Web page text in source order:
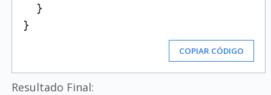
  }
COPIAR CÓDIGO
Resultado Final: